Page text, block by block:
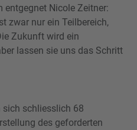
entgegnet Nicole Zeitner:
zwar nur ein Teilbereich,
Zukunft wird ein
lassen sie uns das Schritt
sich schliesslich 68
des geforderten